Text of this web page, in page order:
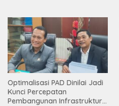
Optimalisasi PAD Dinilai Jadi
Kunci Percepatan
Pembangunan Infrastruktur